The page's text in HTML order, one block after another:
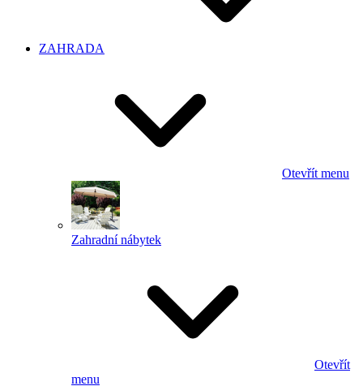
ZAHRADA
Otevřít menu
Zahradní nábytek
Otevřít
menu